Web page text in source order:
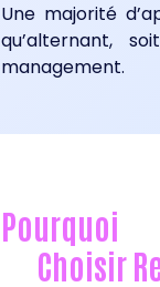
Une majorité
qu’alternant,
management.
Pourquoi
Choisir